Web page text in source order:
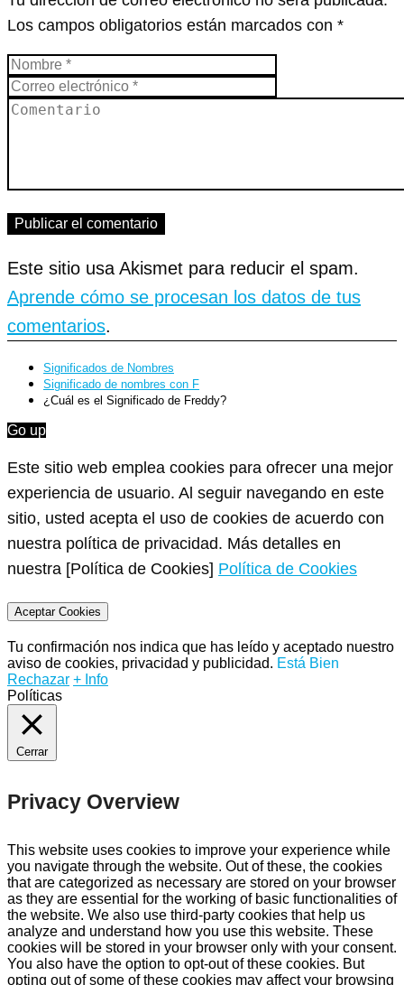
Los campos obligatorios están marcados con *
Este sitio usa Akismet para reducir el spam.
Aprende cómo se procesan los datos de tus
comentarios.
Significados de Nombres
Significado de nombres con F
¿Cuál es el Significado de Freddy?
Go up
Este sitio web emplea cookies para ofrecer una mejor
experiencia de usuario. Al seguir navegando en este
sitio, usted acepta el uso de cookies de acuerdo con
nuestra política de privacidad. Más detalles en
nuestra [Política de Cookies] Política de Cookies
Aceptar Cookies
Tu confirmación nos indica que has leído y aceptado nuestro
aviso de cookies, privacidad y publicidad. Está Bien
Rechazar + Info
Políticas
Cerrar
Privacy Overview
This website uses cookies to improve your experience while
you navigate through the website. Out of these, the cookies
that are categorized as necessary are stored on your browser
as they are essential for the working of basic functionalities of
the website. We also use third-party cookies that help us
analyze and understand how you use this website. These
cookies will be stored in your browser only with your consent.
You also have the option to opt-out of these cookies. But
opting out of some of these cookies may affect your browsing